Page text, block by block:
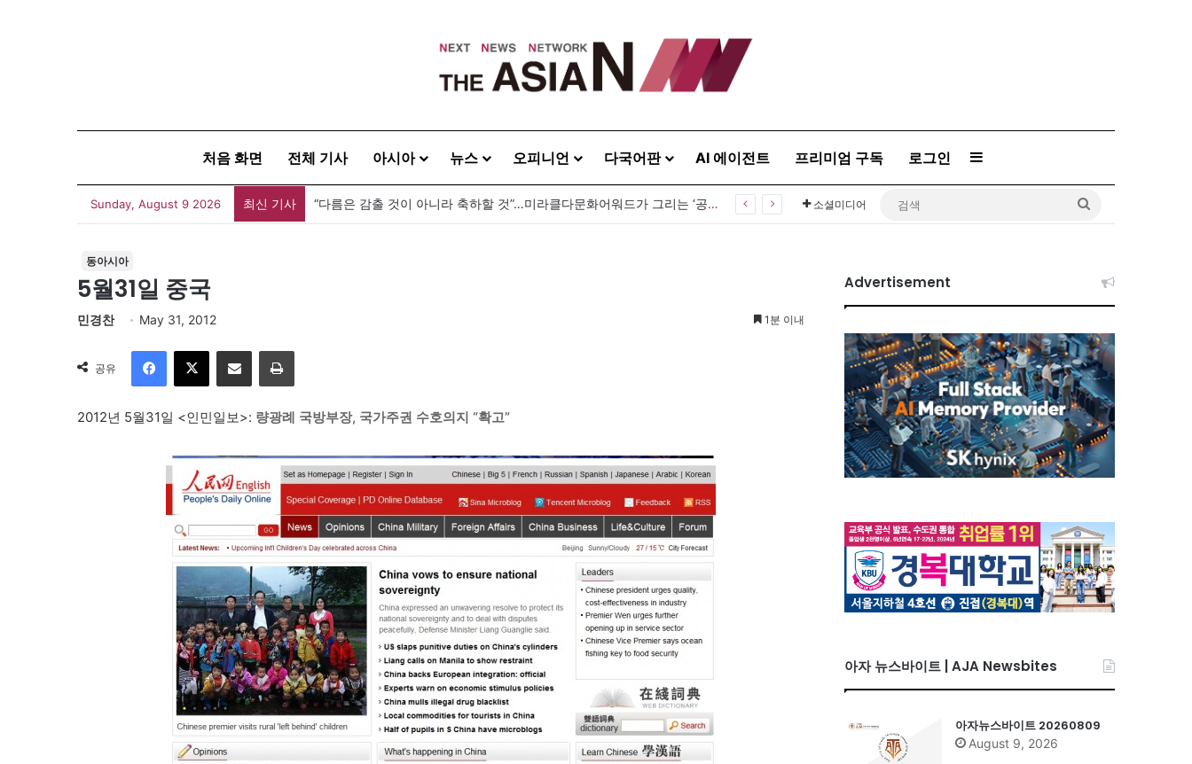
처음 화면 전체 기사 아시아 뉴스 오피니언 다국어판 AI 에이전트 프리미엄 구독 로그인 Sidebar
Sunday, August 9 2026 최신 기사 “다름은 감출 것이 아니라 축하할 것”…미라클다문화어워드가 그리는 ‘공존’의 미래 소셜미디어
동아시아
5월31일 중국
민경찬 May 31, 2012 1분 이내
공유
이메일
2012년 5월31일 <인민일보>: 량광례 국방부장, 국가주권 수호의지 “확고”
Advertisement
아자 뉴스바이트 | AJA Newsbites
아자뉴스바이트 20260809
August 9, 2026